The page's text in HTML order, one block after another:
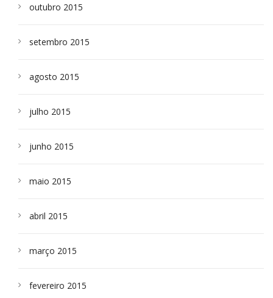
outubro 2015
setembro 2015
agosto 2015
julho 2015
junho 2015
maio 2015
abril 2015
março 2015
fevereiro 2015